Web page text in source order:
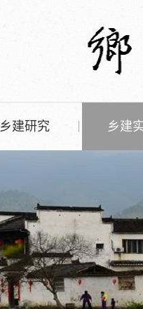
乡建研究 乡建